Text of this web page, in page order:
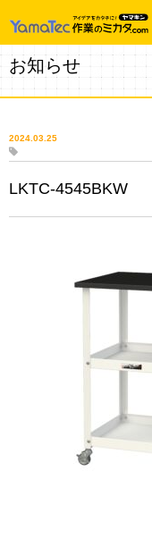
お知らせ
2024.03.25
LKTC-4545BKW